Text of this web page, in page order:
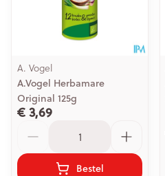
A. Vogel
A.Vogel Herbamare
Original 125g
€ 3,69
Bestel